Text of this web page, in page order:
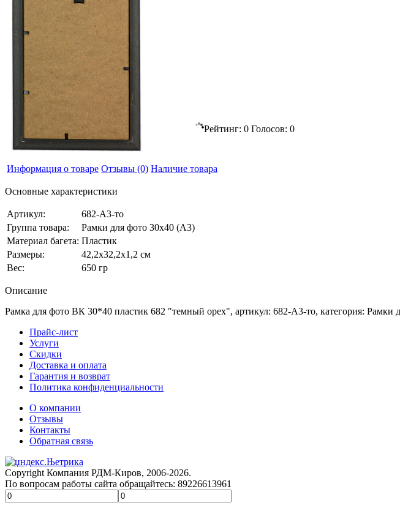
Рейтинг: 0 Голосов: 0
Информация о товаре Отзывы (0) Наличие товара
Основные характеристики
Артикул:
682-А3-то
Группа товара:
Рамки для фото 30x40 (А3)
Материал багета: Пластик
Размеры:
42,2x32,2x1,2 см
Вес:
650 гр
Описание
Рамка для фото ВК 30*40 пластик 682 "темный орех", артикул: 682-А3-то, категория:
Прайс-лист
Услуги
Скидки
Доставка и оплата
Гарантия и возврат
Политика конфиденциальности
О компании
Отзывы
Контакты
Обратная связь
Copyright Компания РДМ-Киров, 2006-2026.
По вопросам работы сайта обращайтесь: 89226613961